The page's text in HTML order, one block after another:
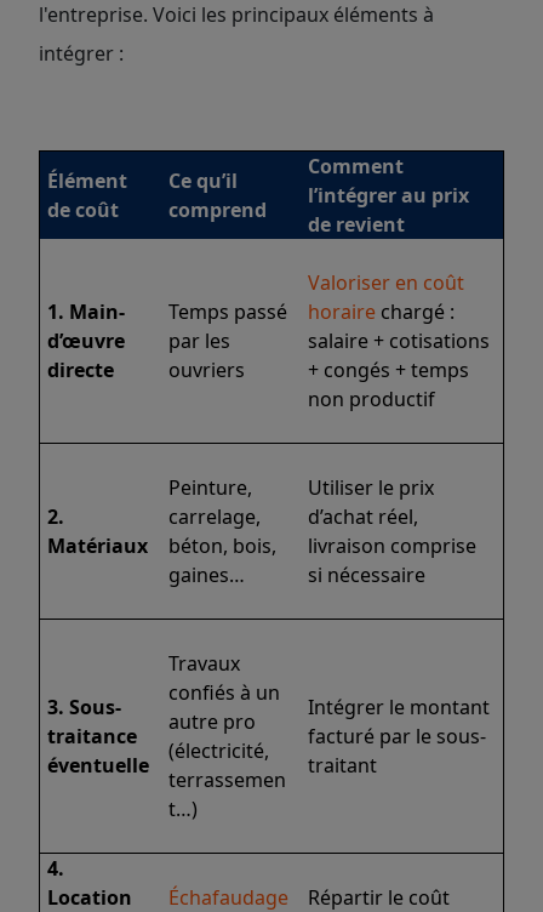
l'entreprise. Voici les principaux éléments à
intégrer :
Élément
de coût
Ce qu’il
comprend
Comment
l’intégrer au prix
de revient
1. Main-
d’œuvre
directe
Temps passé
par les
ouvriers
Valoriser en coût
horaire chargé :
salaire + cotisations
+ congés + temps
non productif
2.
Matériaux
Peinture,
carrelage,
béton, bois,
gaines…
Utiliser le prix
d’achat réel,
livraison comprise
si nécessaire
3. Sous-
traitance
éventuelle
Travaux
confiés à un
autre pro
(électricité,
terrassemen
t…)
Intégrer le montant
facturé par le sous-
traitant
4.
Location
Échafaudage
Répartir le coût